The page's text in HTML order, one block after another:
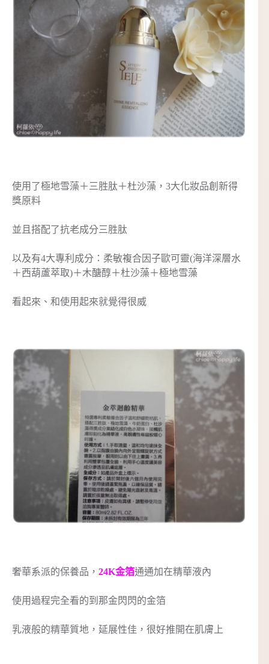
使用了極地雪藻＋三胜肽＋杜沙藻，3大化妝品創新得
獎原料
並且搭配了抗老成分三胜肽
以及有4大專利成分：柔敏複合因子歐可靈(海洋深層水
＋西葫蘆萃取)＋木醣醇＋杜沙藻＋極地雪藻
看起來、和使用起來就覺得很威
奢華系派的保養品， 24K金箔通通加在精華液內
使用過程完全看的到那金閃閃的金箔
乳液般的精華質地，延展性佳，很好推開在肌膚上